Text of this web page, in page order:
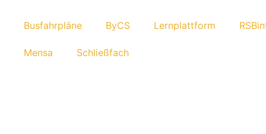
Busfahr­pläne ByCS Lern­platt­form
Mensa Schließ­fach